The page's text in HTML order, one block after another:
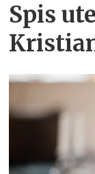
Spis